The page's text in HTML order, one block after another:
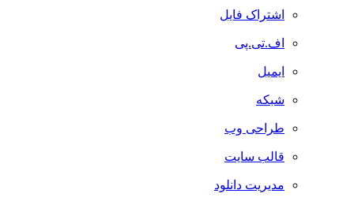
اشتراک فایل
اف.تی.پی
ایمیل
شبکه
طراحی وب
قالب سایت
مدیریت دانلود